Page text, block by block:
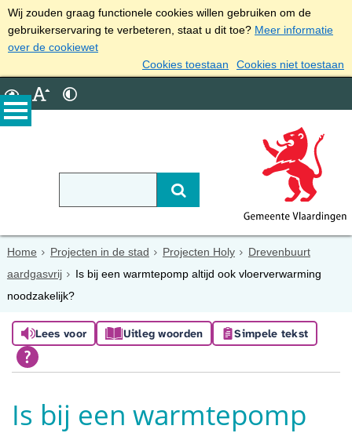
Wij zouden graag functionele cookies willen gebruiken om de
gebruikerservaring te verbeteren, staat u dit toe? Meer informatie
over de cookiewet
Cookies toestaan
Cookies niet toestaan
Home Projecten in de stad Projecten Holy
Drevenbuurt
aardgasvrij
Is bij een warmtepomp altijd ook vloerverwarming
noodzakelijk?
Lees voor Uitleg woorden Simpele tekst
Is bij een warmtepomp